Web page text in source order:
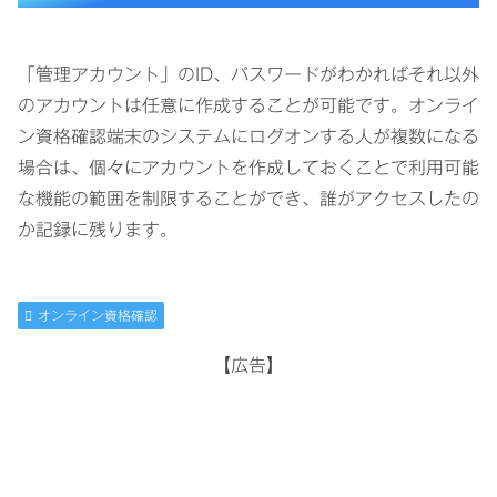
「管理アカウント」のID、パスワードがわかればそれ以外
のアカウントは任意に作成することが可能です。オンライ
ン資格確認端末のシステムにログオンする人が複数になる
場合は、個々にアカウントを作成しておくことで利用可能
な機能の範囲を制限することができ、誰がアクセスしたの
か記録に残ります。
オンライン資格確認
【広告】